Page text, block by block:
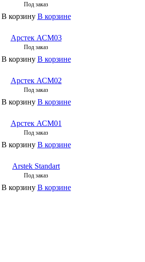
Под заказ
В корзину В корзине
Арстек АСМ03
Под заказ
В корзину В корзине
Арстек АСМ02
Под заказ
В корзину В корзине
Арстек АСМ01
Под заказ
В корзину В корзине
Arstek Standart
Под заказ
В корзину В корзине